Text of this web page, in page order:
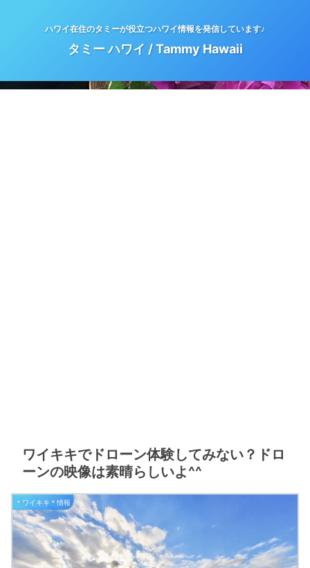
ハワイ在住のタミーが役立つハワイ情報を発信しています♪
タミー ハワイ / Tammy Hawaii
ワイキキでドローン体験してみない？ドロ
ーンの映像は素晴らしいよ^^
＊ワイキキ＊情報